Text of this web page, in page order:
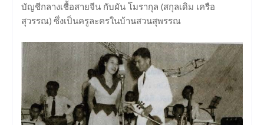
บัญชีกลางเชื้อสายจีน กับผัน โมรากุล (สกุลเดิม เครือ
สุวรรณ) ซึ่งเป็นครูละครในบ้านสวนสุพรรณ